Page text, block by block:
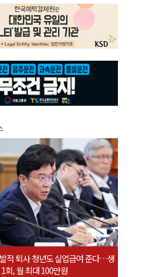
적 퇴사 청년도 실업급여 준다…생
회, 월 최대 100만원